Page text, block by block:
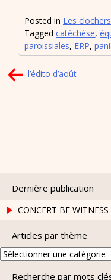
Posted in Les clochers
Tagged catéchèse,
paroissiales, ERP,
Navigation
l’édito d’août
Dernière publication
CONCERT BE WITNESS
Articles par thème
Articles
Recherche par mots